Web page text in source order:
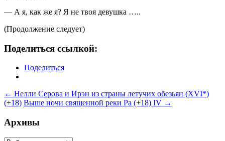
— А я, как же я? Я не твоя девушка …..
(Продолжение следует)
Поделиться ссылкой:
Поделиться
Навигация
по
записям
← Нелли Серова и Ирэн из страны летучих обезьян (ХVI*)
(+18) Выше ночи священной реки Ра (+18) IV →
Архивы